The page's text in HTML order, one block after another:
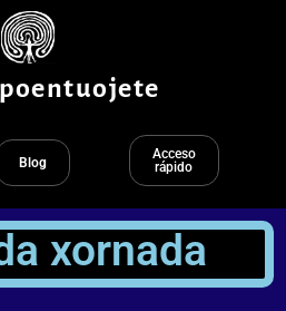
Blog
Acceso
rápido
xornada